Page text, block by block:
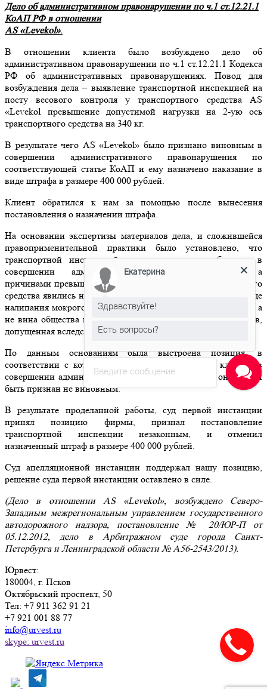
Дело об административном правонарушении по ч.1 ст.12.21.1
КоАП РФ в отношении
AS «Levekol».
В отношении клиента было возбуждено дело об
административном правонарушении по ч.1 ст.12.21.1 Кодекса
РФ об административных правонарушениях. Повод для
возбуждения дела – выявление транспортной инспекцией на
посту весового контроля у транспортного средства AS
«Levekol превышение допустимой нагрузки на 2-ую ось
транспортного средства на 340 кг.
В результате чего AS «Levekol» было признано виновным в
совершении административного правонарушения по
соответствующей статье КоАП и ему назначено наказание в
виде штрафа в размере 400 000 рублей.
Клиент обратился к нам за помощью после вынесения
постановления о назначении штрафа.
На основании экспертизы материалов дела, и сложившейся
правоприменительной практики было установлено, что
транспортной инспекцией не доказана вина общества в
совершении административного правонарушения, а
причинами превышения нагрузки на 2-ую ось транспортного
средства явились неблагоприятные погодные условия (в виде
налипания мокрого снега на кузов транспортного средства), а
не вина общества в несоблюдении правил перевозки грузов,
допущенная вследствие умысла и неосторожности.
По данным основаниям была выстроена позиция, в
соответствии с которой в виду отсутствия вины клиента в
совершении административного правонарушения, он должен
быть признан не виновным.
В результате проделанной работы, суд первой инстанции
принял позицию фирмы, признал постановление
транспортной инспекции незаконным, и отменил
назначенный штраф в размере 400 000 рублей.
Суд апелляционной инстанции поддержал нашу позицию,
решение суда первой инстанции оставлено в силе.
(Дело в отношении AS «Levekol», возбуждено Северо-
Западным межрегиональным управлением государственного
автодорожного надзора, постановление № 20/ЮР-П от
05.12.2012, дело в Арбитражном суде города Санкт-
Петербурга и Ленинградской области № А56-2543/2013).
Юрвест:
180004, г. Псков
Октябрьский проспект, 50
Тел: +7 911 362 91 21
+7 921 001 88 77
info@urvest.ru
skype: urvest.ru
Введите сообщение
Екатерина
Здравствуйте!
Есть вопросы?